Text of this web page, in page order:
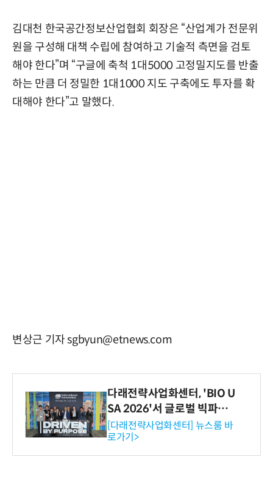
김대천 한국공간정보산업협회 회장은 “산업계가 전문위
원을 구성해 대책 수립에 참여하고 기술적 측면을 검토
해야 한다”며 “구글에 축척 1대5000 고정밀지도를 반출
하는 만큼 더 정밀한 1대1000 지도 구축에도 투자를 확
대해야 한다”고 말했다.
변상근 기자 sgbyun@etnews.com
다래전략사업화센터, 'BIO U
SA 2026'서 글로벌 빅파마
와의 비즈니스 미팅 지원…K
-바이오 해외 진출 교두보 확
보
[다래전략사업화센터] 뉴스룸 바
로가기>